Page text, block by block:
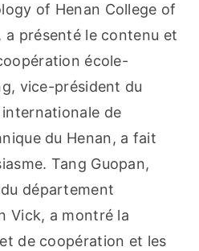
of Henan College of
a présenté le contenu et
école-
vice-président du
de
du Henan, a fait
Tang Guopan,
département
Vick, a montré la
de coopération et les